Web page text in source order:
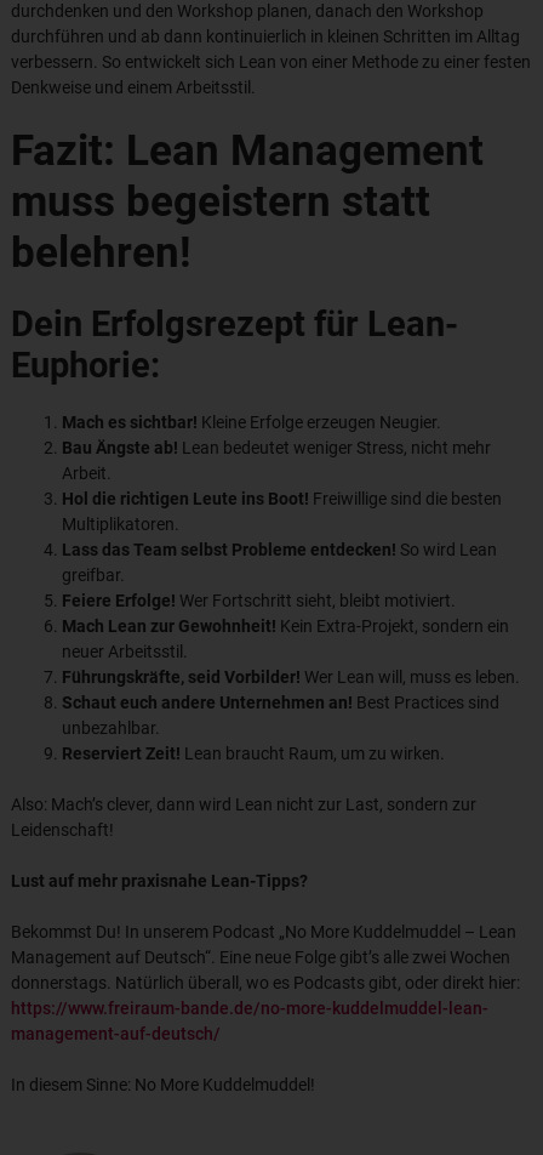
durchdenken und den Workshop planen, danach den Workshop
durchführen und ab dann kontinuierlich in kleinen Schritten im Alltag
verbessern. So entwickelt sich Lean von einer Methode zu einer festen
Denkweise und einem Arbeitsstil.
Fazit: Lean Management
muss begeistern statt
belehren!
Dein Erfolgsrezept für Lean-
Euphorie:
Mach es sichtbar! Kleine Erfolge erzeugen Neugier.
Bau Ängste ab! Lean bedeutet weniger Stress, nicht mehr
Arbeit.
Hol die richtigen Leute ins Boot! Freiwillige sind die besten
Multiplikatoren.
Lass das Team selbst Probleme entdecken! So wird Lean
greifbar.
Feiere Erfolge! Wer Fortschritt sieht, bleibt motiviert.
Mach Lean zur Gewohnheit! Kein Extra-Projekt, sondern ein
neuer Arbeitsstil.
Führungskräfte, seid Vorbilder! Wer Lean will, muss es leben.
Schaut euch andere Unternehmen an! Best Practices sind
unbezahlbar.
Reserviert Zeit! Lean braucht Raum, um zu wirken.
Also: Mach’s clever, dann wird Lean nicht zur Last, sondern zur
Leidenschaft!
Lust auf mehr praxisnahe Lean-Tipps?
Bekommst Du! In unserem Podcast „No More Kuddelmuddel – Lean
Management auf Deutsch“. Eine neue Folge gibt’s alle zwei Wochen
donnerstags. Natürlich überall, wo es Podcasts gibt, oder direkt hier:
https://www.freiraum-bande.de/no-more-kuddelmuddel-lean-
management-auf-deutsch/
In diesem Sinne: No More Kuddelmuddel!